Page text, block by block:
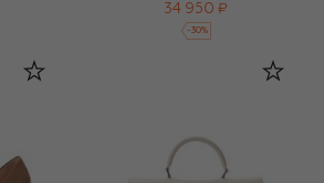
34 950 ₽
-30%